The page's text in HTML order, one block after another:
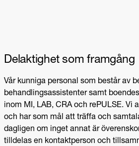
Delaktighet som framgång
Vår kunniga personal som består av
behandlingsassistenter samt
inom MI, LAB, CRA och rePULSE. Vi
och har som mål att träffa och
dagligen om inget annat är
tilldelas en kontaktperson och